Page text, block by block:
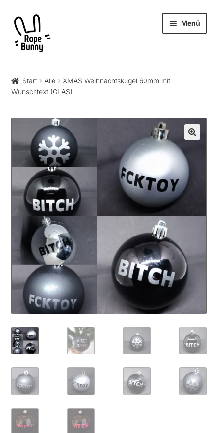
Zur
Navigation
springen
Zum
Inhalt
springen
Menü
RopeBunny
Museum
Journal
Start Alle
XMAS Weihnachtskugel 60mm mit
Wunschtext (GLAS)